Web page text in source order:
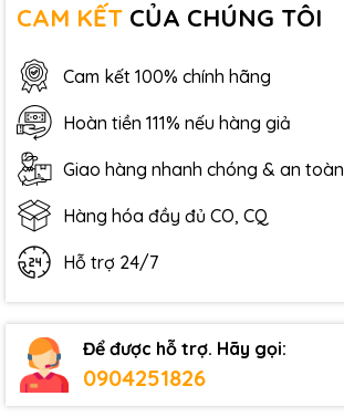
CAM KẾT CỦA CHÚNG TÔI
Cam kết 100% chính hãng
Hoàn tiền 111% nếu hàng giả
Giao hàng nhanh chóng & an toàn
Hàng hóa đầy đủ CO, CQ
Hỗ trợ 24/7
Để được hỗ trợ. Hãy gọi:
0904251826